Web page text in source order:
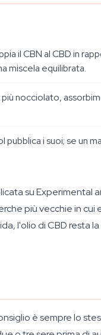
il CBN al CBD in
miscela equilibrata.
nocciolato,
i suoi; se un
suExperimental
più vecchie in cui
l'olio di CBD resta
è sempre lo